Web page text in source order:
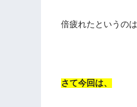
倍疲れたというの
さて今回は、